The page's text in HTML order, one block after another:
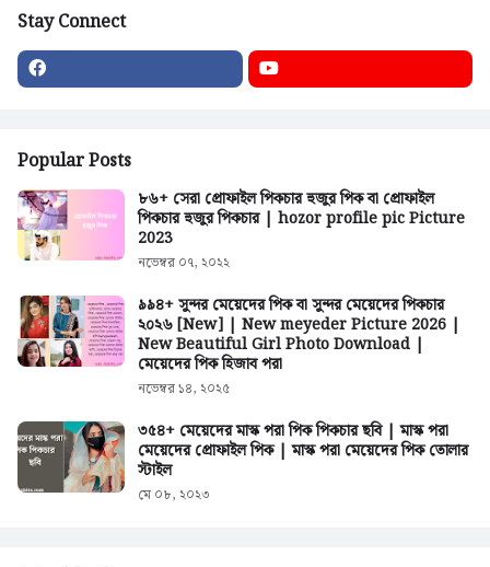
Stay Connect
Popular Posts
৮৬+ সেরা প্রোফাইল পিকচার হুজুর পিক বা প্রোফাইল
পিকচার হুজুর পিকচার | hozor profile pic Picture
2023
নভেম্বর ০৭, ২০২২
৯৯৪+ সুন্দর মেয়েদের পিক বা সুন্দর মেয়েদের পিকচার
২০২৬ [New] | New meyeder Picture 2026 |
New Beautiful Girl Photo Download |
মেয়েদের পিক হিজাব পরা
নভেম্বর ১৪, ২০২৫
৩৫৪+ মেয়েদের মাস্ক পরা পিক পিকচার ছবি | মাস্ক পরা
মেয়েদের প্রোফাইল পিক | মাস্ক পরা মেয়েদের পিক তোলার
স্টাইল
মে ০৮, ২০২৩